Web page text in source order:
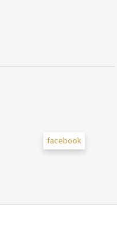
facebook